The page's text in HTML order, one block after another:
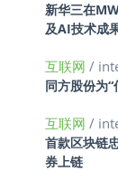
新华三在
及AI技术成
互联网 /
同方股份为
互联网 /
首款区块链
券上链